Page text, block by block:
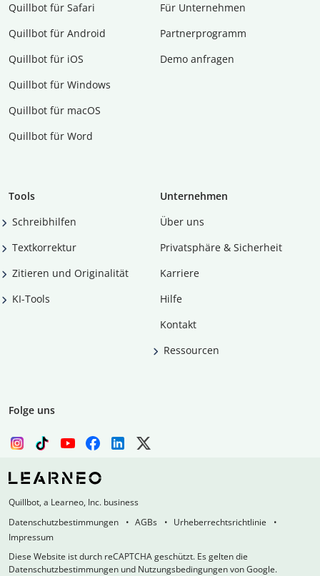
Quillbot für Safari
Quillbot für Android
Quillbot für iOS
Quillbot für Windows
Quillbot für macOS
Quillbot für Word
Für Unternehmen
Partnerprogramm
Demo anfragen
Tools
Schreibhilfen
Textkorrektur
Zitieren und Originalität
KI-Tools
Unternehmen
Über uns
Privatsphäre & Sicherheit
Karriere
Hilfe
Kontakt
Ressourcen
Folge uns
Quillbot, a Learneo, Inc. business
Datenschutzbestimmungen
AGBs
Urheberrechtsrichtlinie
Impressum
Diese Website ist durch reCAPTCHA geschützt. Es gelten die
Datenschutzbestimmungen und Nutzungsbedingungen von Google.